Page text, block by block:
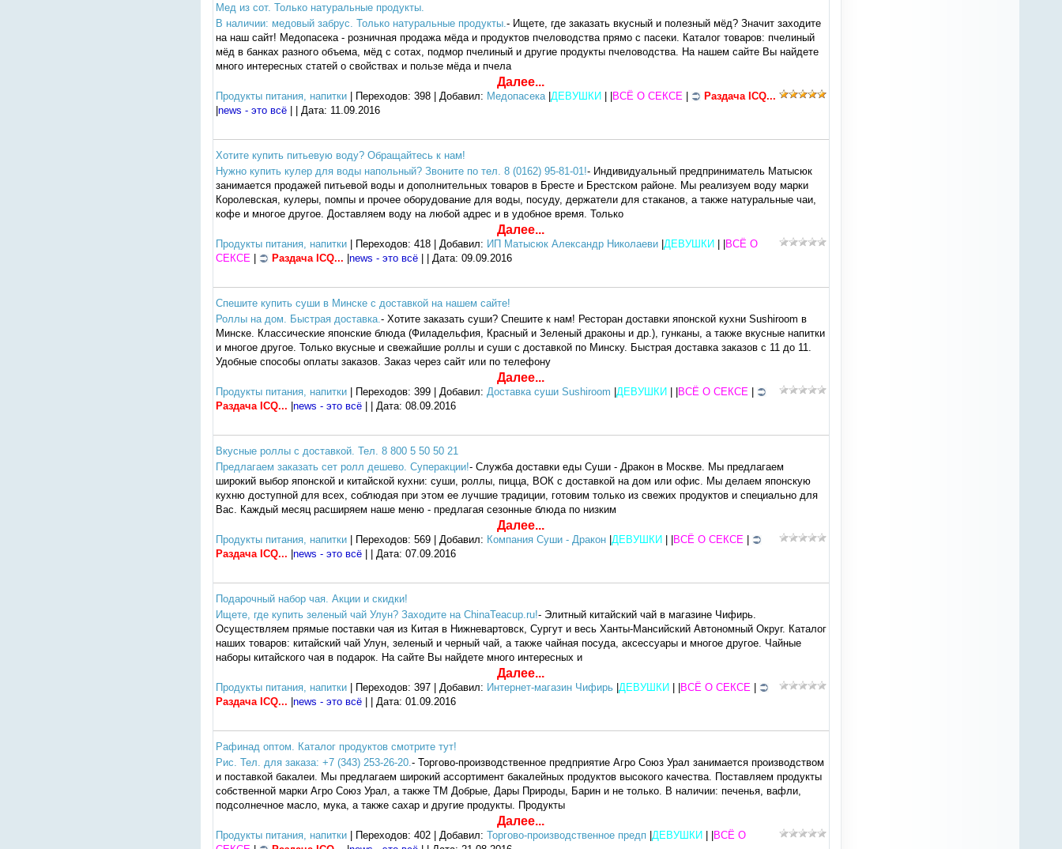
Мед из сот. Только натуральные продукты.
В наличии: медовый забрус. Только натуральные продукты. - Ищете, где заказать вкусный и полезный мёд? Значит заходите
на наш сайт! Медопасека - розничная продажа мёда и продуктов пчеловодства прямо с пасеки. Каталог товаров: пчелиный
мёд в банках разного объема, мёд с сотах, подмор пчелиный и другие продукты пчеловодства. На нашем сайте Вы найдете
много интересных статей о свойствах и пользе мёда и пчела
Далее...
Продукты питания, напитки| Переходов: 398 | Добавил: Медопасека|ДЕВУШКИ| |ВСЁ О СЕКСЕ |
Раздача ICQ...
|news - это всё| | Дата: 11.09.2016
Хотите купить питьевую воду? Обращайтесь к нам!
Нужно купить кулер для воды напольный? Звоните по тел. 8 (0162) 95-81-01!- Индивидуальный предприниматель Матысюк
занимается продажей питьевой воды и дополнительных товаров в Бресте и Брестском районе. Мы реализуем воду марки
Королевская, кулеры, помпы и прочее оборудование для воды, посуду, держатели для стаканов, а также натуральные чаи,
кофе и многое другое. Доставляем воду на любой адрес и в удобное время. Только
Далее...
Продукты питания, напитки| Переходов: 418 | Добавил: ИП Матысюк Александр Николаеви|ДЕВУШКИ| |ВСЁ О
СЕКСЕ | Раздача ICQ... |news - это всё| | Дата: 09.09.2016
Спешите купить суши в Минске с доставкой на нашем сайте!
Роллы на дом. Быстрая доставка. - Хотите заказать суши? Спешите к нам! Ресторан доставки японской кухни Sushiroom в
Минске. Классические японские блюда (Филадельфия, Красный и Зеленый драконы и др.), гунканы, а также вкусные напитки
и многое другое. Только вкусные и свежайшие роллы и суши с доставкой по Минску. Быстрая доставка заказов с 11 до 11.
Удобные способы оплаты заказов. Заказ через сайт или по телефону
Далее...
Продукты питания, напитки| Переходов: 399 | Добавил: Доставка суши Sushiroom |ДЕВУШКИ| |ВСЁ О СЕКСЕ |
Раздача ICQ... |news - это всё| | Дата: 08.09.2016
Вкусные роллы с доставкой. Тел. 8 800 5 50 50 21
Предлагаем заказать сет ролл дешево. Суперакции!- Служба доставки еды Суши - Дракон в Москве. Мы предлагаем
широкий выбор японской и китайской кухни: суши, роллы, пицца, ВОК с доставкой на дом или офис. Мы делаем японскую
кухню доступной для всех, соблюдая при этом ее лучшие традиции, готовим только из свежих продуктов и специально для
Вас. Каждый месяц расширяем наше меню - предлагая сезонные блюда по низким
Далее...
Продукты питания, напитки| Переходов: 569 | Добавил: Компания Суши - Дракон|ДЕВУШКИ| |ВСЁ О СЕКСЕ |
Раздача ICQ... |news - это всё| | Дата: 07.09.2016
Подарочный набор чая. Акции и скидки!
Ищете, где купить зеленый чай Улун? Заходите на ChinaTeacup.ru!- Элитный китайский чай в магазине Чифирь.
Осуществляем прямые поставки чая из Китая в Нижневартовск, Сургут и весь Ханты-Мансийский Автономный Округ. Каталог
наших товаров: китайский чай Улун, зеленый и черный чай, а также чайная посуда, аксессуары и многое другое. Чайные
наборы китайского чая в подарок. На сайте Вы найдете много интересных и
Далее...
Продукты питания, напитки| Переходов: 397 | Добавил: Интернет-магазин Чифирь|ДЕВУШКИ| |ВСЁ О СЕКСЕ |
Раздача ICQ... |news - это всё| | Дата: 01.09.2016
Рафинад оптом. Каталог продуктов смотрите тут!
Рис. Тел. для заказа: +7 (343) 253-26-20. - Торгово-производственное предприятие Агро Союз Урал занимается производством
и поставкой бакалеи. Мы предлагаем широкий ассортимент бакалейных продуктов высокого качества. Поставляем продукты
собственной марки Агро Союз Урал, а также ТМ Добрые, Дары Природы, Барин и не только. В наличии: печенья, вафли,
подсолнечное масло, мука, а также сахар и другие продукты. Продукты
Далее...
Продукты питания, напитки| Переходов: 402 | Добавил: Торгово-производственное предп|ДЕВУШКИ| |ВСЁ О